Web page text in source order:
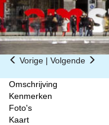
Vorige | Volgende
Omschrijving
Kenmerken
Foto's
Kaart